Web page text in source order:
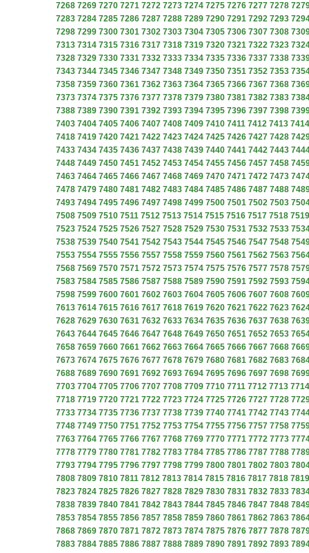
7268 7269 7270 7271 7272 7273 7274 7275 7276 7277 7278
7283 7284 7285 7286 7287 7288 7289 7290 7291 7292 7293
7298 7299 7300 7301 7302 7303 7304 7305 7306 7307 7308
7313 7314 7315 7316 7317 7318 7319 7320 7321 7322 7323
7328 7329 7330 7331 7332 7333 7334 7335 7336 7337 7338
7343 7344 7345 7346 7347 7348 7349 7350 7351 7352 7353
7358 7359 7360 7361 7362 7363 7364 7365 7366 7367 7368
7373 7374 7375 7376 7377 7378 7379 7380 7381 7382 7383
7388 7389 7390 7391 7392 7393 7394 7395 7396 7397 7398
7403 7404 7405 7406 7407 7408 7409 7410 7411 7412 7413 7414
7418 7419 7420 7421 7422 7423 7424 7425 7426 7427 7428
7433 7434 7435 7436 7437 7438 7439 7440 7441 7442 7443
7448 7449 7450 7451 7452 7453 7454 7455 7456 7457 7458
7463 7464 7465 7466 7467 7468 7469 7470 7471 7472 7473
7478 7479 7480 7481 7482 7483 7484 7485 7486 7487 7488
7493 7494 7495 7496 7497 7498 7499 7500 7501 7502 7503
7508 7509 7510 7511 7512 7513 7514 7515 7516 7517 7518 7519
7523 7524 7525 7526 7527 7528 7529 7530 7531 7532 7533
7538 7539 7540 7541 7542 7543 7544 7545 7546 7547 7548
7553 7554 7555 7556 7557 7558 7559 7560 7561 7562 7563
7568 7569 7570 7571 7572 7573 7574 7575 7576 7577 7578
7583 7584 7585 7586 7587 7588 7589 7590 7591 7592 7593
7598 7599 7600 7601 7602 7603 7604 7605 7606 7607 7608
7613 7614 7615 7616 7617 7618 7619 7620 7621 7622 7623
7628 7629 7630 7631 7632 7633 7634 7635 7636 7637 7638
7643 7644 7645 7646 7647 7648 7649 7650 7651 7652 7653
7658 7659 7660 7661 7662 7663 7664 7665 7666 7667 7668
7673 7674 7675 7676 7677 7678 7679 7680 7681 7682 7683
7688 7689 7690 7691 7692 7693 7694 7695 7696 7697 7698
7703 7704 7705 7706 7707 7708 7709 7710 7711 7712 7713 7714
7718 7719 7720 7721 7722 7723 7724 7725 7726 7727 7728
7733 7734 7735 7736 7737 7738 7739 7740 7741 7742 7743
7748 7749 7750 7751 7752 7753 7754 7755 7756 7757 7758
7763 7764 7765 7766 7767 7768 7769 7770 7771 7772 7773
7778 7779 7780 7781 7782 7783 7784 7785 7786 7787 7788
7793 7794 7795 7796 7797 7798 7799 7800 7801 7802 7803
7808 7809 7810 7811 7812 7813 7814 7815 7816 7817 7818 7819
7823 7824 7825 7826 7827 7828 7829 7830 7831 7832 7833
7838 7839 7840 7841 7842 7843 7844 7845 7846 7847 7848
7853 7854 7855 7856 7857 7858 7859 7860 7861 7862 7863
7868 7869 7870 7871 7872 7873 7874 7875 7876 7877 7878
7883 7884 7885 7886 7887 7888 7889 7890 7891 7892 7893